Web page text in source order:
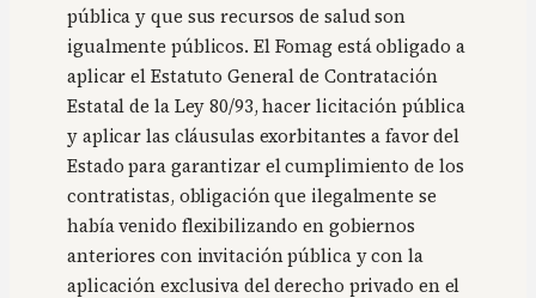
pública y que sus recursos de salud son
igualmente públicos. El Fomag está obligado a
aplicar el Estatuto General de Contratación
Estatal de la Ley 80/93, hacer licitación pública
y aplicar las cláusulas exorbitantes a favor del
Estado para garantizar el cumplimiento de los
contratistas, obligación que ilegalmente se
había venido flexibilizando en gobiernos
anteriores con invitación pública y con la
aplicación exclusiva del derecho privado en el